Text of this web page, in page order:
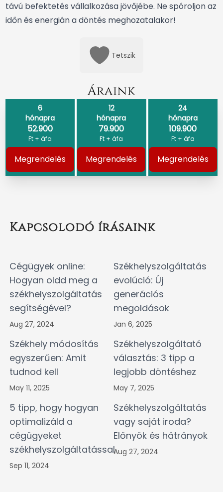
távú befektetés vállalkozása jövőjébe. Ne spóroljon az
időn és energián a döntés meghozatalakor!
Tetszik
Áraink
6
hónapra
52.900
Ft + áfa
Megrendelés
12
hónapra
79.900
Ft + áfa
Megrendelés
24
hónapra
109.900
Ft + áfa
Megrendelés
Kapcsolodó írásaink
Cégügyek online:
Hogyan oldd meg a
székhelyszolgáltatás
segítségével?
Aug 27, 2024
Székhelyszolgáltatás
evolúció: Új
generációs
megoldások
Jan 6, 2025
Székhely módosítás
egyszerűen: Amit
tudnod kell
May 11, 2025
Székhelyszolgáltató
választás: 3 tipp a
legjobb döntéshez
May 7, 2025
5 tipp, hogy hogyan
optimalizáld a
cégügyeket
székhelyszolgáltatással
Sep 11, 2024
Székhelyszolgáltatás
vagy saját iroda?
Előnyök és hátrányok
Aug 27, 2024